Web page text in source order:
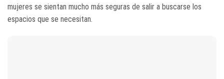
mujeres se sientan mucho más seguras de salir a buscarse los
espacios que se necesitan.